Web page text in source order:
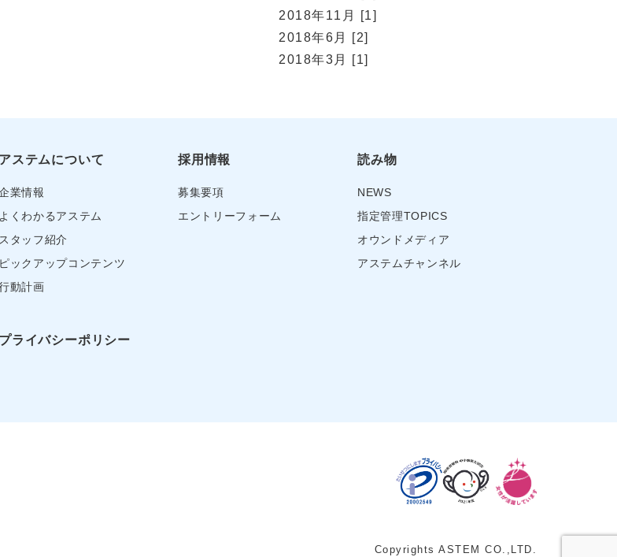
2018年11月 [1]
2018年6月 [2]
2018年3月 [1]
アステムについて
業情報
よくわかるアステム
スタッフ紹介
ピックアップコンテンツ
動計画
採用情報
募集要項
エントリーフォーム
読み物
NEWS
指定管理TOPICS
オウンドメディア
アステムチャンネル
プライバシーポリシー
Copyrights ASTEM CO.,LTD.